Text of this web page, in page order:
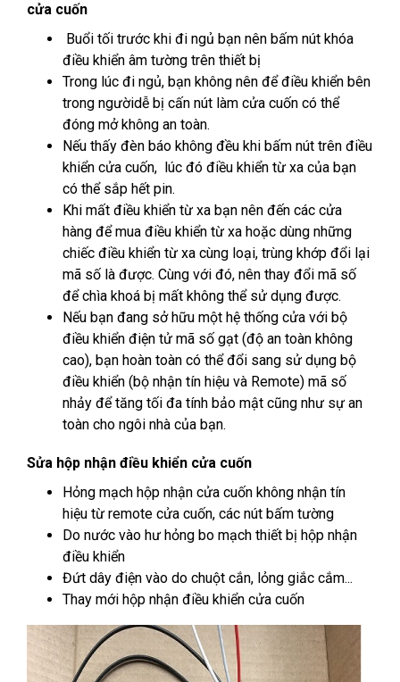
cửa cuốn
Buổi tối trước khi đi ngủ bạn nên bấm nút khóa
điều khiển âm tường trên thiết bị
Trong lúc đi ngủ, bạn không nên để điều khiển bên
trong ngườidễ bị cấn nút làm cửa cuốn có thể
đóng mở không an toàn.
Nếu thấy đèn báo không đều khi bấm nút trên điều
khiển cửa cuốn, lúc đó điều khiển từ xa của bạn
có thể sắp hết pin.
Khi mất điều khiển từ xa bạn nên đến các cửa
hàng để mua điều khiển từ xa hoặc dùng những
chiếc điều khiển từ xa cùng loại, trùng khớp đổi lại
mã số là được. Cùng với đó, nên thay đổi mã số
để chìa khoá bị mất không thể sử dụng được.
Nếu bạn đang sở hữu một hệ thống cửa với bộ
điều khiển điện tử mã số gạt (độ an toàn không
cao), bạn hoàn toàn có thể đổi sang sử dụng bộ
điều khiển (bộ nhận tín hiệu và Remote) mã số
nhảy để tăng tối đa tính bảo mật cũng như sự an
toàn cho ngôi nhà của bạn.
Sửa hộp nhận điều khiển cửa cuốn
Hỏng mạch hộp nhận cửa cuốn không nhận tín
hiệu từ remote cửa cuốn, các nút bấm tường
Do nước vào hư hỏng bo mạch thiết bị hộp nhận
điều khiển
Đứt dây điện vào do chuột cắn, lỏng giắc cắm...
Thay mới hộp nhận điều khiển cửa cuốn